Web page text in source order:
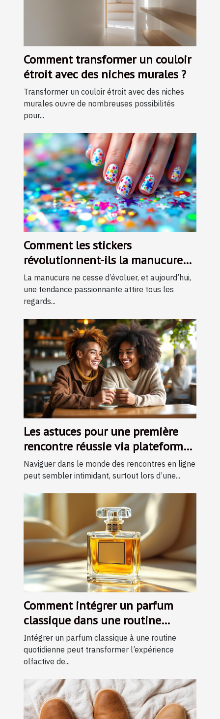
Comment transformer un couloir
étroit avec des niches murales ?
Transformer un couloir étroit avec des niches
murales ouvre de nombreuses possibilités
pour...
Comment les stickers
révolutionnent-ils la manucure
moderne ?
La manucure ne cesse d’évoluer, et aujourd’hui,
une tendance passionnante attire tous les
regards...
Les astuces pour une première
rencontre réussie via plateforme
en ligne
Naviguer dans le monde des rencontres en ligne
peut sembler intimidant, surtout lors d’une...
Comment intégrer un parfum
classique dans une routine
quotidienne ?
Intégrer un parfum classique à une routine
quotidienne peut transformer l’expérience
olfactive de...